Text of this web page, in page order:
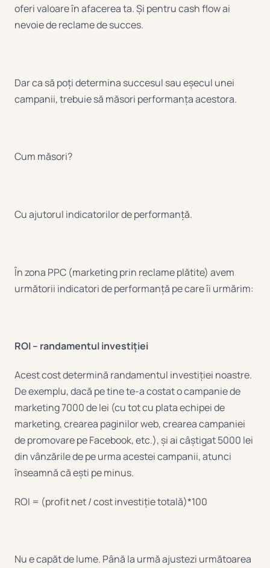
oferi valoare în afacerea ta. Și pentru cash flow ai
nevoie de reclame de succes.
Dar ca să poți determina succesul sau eșecul unei
campanii, trebuie să măsori performanța acestora.
Cum măsori?
Cu ajutorul indicatorilor de performanță.
În zona PPC (marketing prin reclame plătite) avem
următorii indicatori de performanță pe care îi urmărim:
ROI – randamentul investiției
Acest cost determină randamentul investiției noastre.
De exemplu, dacă pe tine te-a costat o campanie de
marketing 7000 de lei (cu tot cu plata echipei de
marketing, crearea paginilor web, crearea campaniei
de promovare pe Facebook, etc.), și ai câștigat 5000 lei
din vânzările de pe urma acestei campanii, atunci
înseamnă că ești pe minus.
ROI = (profit net / cost investiție totală)*100
Nu e capăt de lume. Până la urmă ajustezi următoarea